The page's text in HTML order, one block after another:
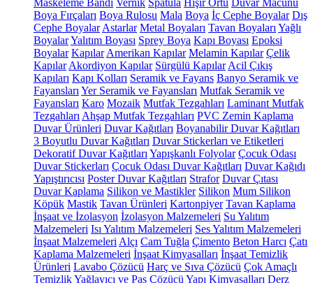
Maskeleme Bandı Vernik Spatula Hışır Örtü Duvar Macunu
Boya Fırçaları Boya Rulosu Mala Boya İç Cephe Boyalar Dış
Cephe Boyalar Astarlar Metal Boyaları Tavan Boyaları Yağlı
BoyalarYalıtım Boyası Sprey Boya Kapı Boyası Epoksi
Boyalar Kapılar Amerikan Kapılar Melamin Kapılar Çelik
Kapılar Akordiyon Kapılar Sürgülü Kapılar Acil Çıkış
Kapıları Kapı Kolları Seramik ve Fayans Banyo Seramik ve
Fayansları Yer Seramik ve Fayansları Mutfak Seramik ve
Fayansları Karo Mozaik Mutfak Tezgahları Laminant Mutfak
Tezgahları Ahşap Mutfak Tezgahları PVC Zemin Kaplama
Duvar Ürünleri Duvar Kağıtları Boyanabilir Duvar Kağıtları
3 Boyutlu Duvar Kağıtları Duvar Stickerları ve Etiketleri
Dekoratif Duvar Kağıtları Yapışkanlı Folyolar Çocuk Odası
Duvar Stickerları Çocuk Odası Duvar Kağıtları Duvar Kağıdı
Yapıştırıcısı Poster Duvar Kağıtları Strafor Duvar Çıtası
Duvar Kaplama Silikon ve Mastikler Silikon Mum Silikon
Köpük Mastik Tavan Ürünleri Kartonpiyer Tavan Kaplama
İnşaat ve İzolasyon İzolasyon Malzemeleri Su Yalıtım
Malzemeleri Isı Yalıtım Malzemeleri Ses Yalıtım Malzemeleri
İnşaat Malzemeleri Alçı Cam Tuğla Çimento Beton Harcı Çatı
Kaplama Malzemeleri İnşaat Kimyasalları İnşaat Temizlik
Ürünleri Lavabo Çözücü Harç ve Sıva Çözücü Çok Amaçlı
TemizlikYağlayıcı ve Pas Çözücü Yapı Kimyasalları Derz